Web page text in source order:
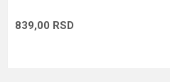
839,00 RSD